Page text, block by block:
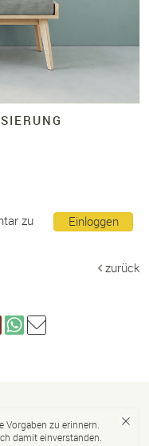
Einloggen
zu
zurück
Vorgaben zu erinnern.
damit einverstanden.